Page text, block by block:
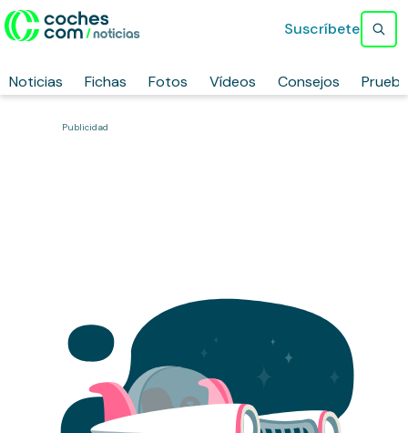
Noticias Fichas Fotos Vídeos Consejos
Suscríbete
Publicidad